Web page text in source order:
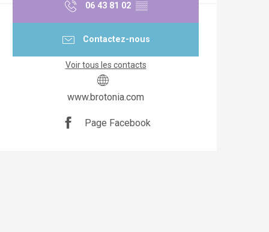
06 43 81 02 ▒▒
Contactez-nous
Voir tous les contacts
www.brotonia.com
Page Facebook